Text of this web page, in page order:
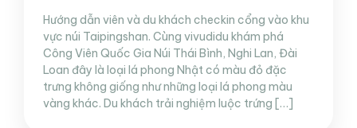
Hướng dẫn viên và du khách checkin cổng vào khu
vực núi Taipingshan. Cùng vivudidu khám phá
Công Viên Quốc Gia Núi Thái Bình, Nghi Lan, Đài
Loan đây là loại lá phong Nhật có màu đỏ đặc
trưng không giống như những loại lá phong màu
vàng khác. Du khách trải nghiệm luộc trứng […]